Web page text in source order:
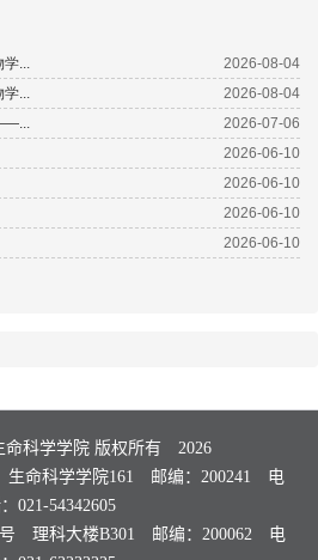
命科学学院 版权所有
2026
生命科学学院161 邮编：200241 电
021-54342605
号 理科大楼B301 邮编：200062 电